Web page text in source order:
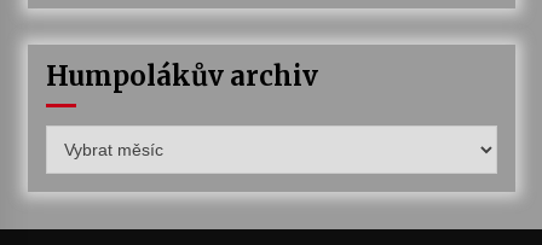
Humpolákův archiv
archiv